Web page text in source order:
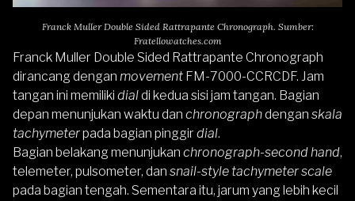
Franck Muller Double Sided Rattrapante Chronograph. Sumber:
Fratellowatches.com
Franck Muller Double Sided Rattrapante Chronograph
dirancang dengan movement FM-7000-CCRCDF. Jam
tangan ini memiliki dialdi kedua sisi jam tangan. Bagian
depan menunjukan waktu dan chronographdengan skala
tachymeterpada bagian pinggir dial.
Bagian belakang menunjukan chronograph-second hand,
telemeter, pulsometer, dan snail-style tachymeter scale
pada bagian tengah. Sementara itu, jarum yang lebih kecil